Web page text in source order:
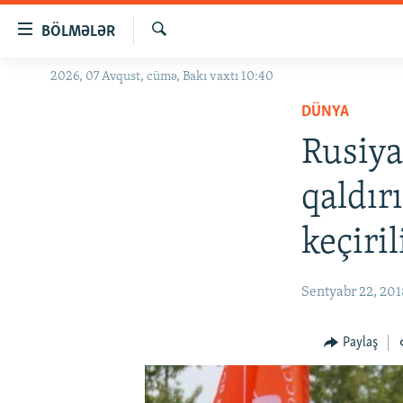
BÖLMƏLƏR
GÜNDƏM
Axtar
2026, 07 Avqust, cümə, Bakı vaxtı 10:40
DÜNYA
Sentyabr 22,
Paylaş